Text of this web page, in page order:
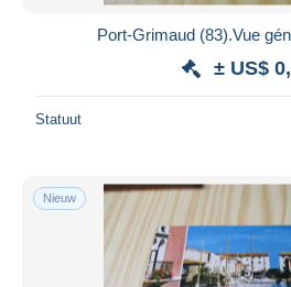
Port-Grimaud (83).Vue
± US$
Statuut
Nieuw